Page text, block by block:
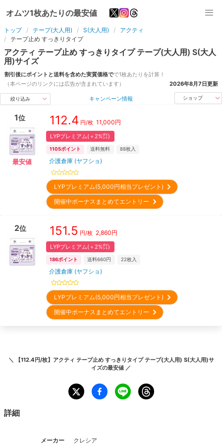
オムツ1枚あたりの最安値
トップ テープ(大人用) S(大人用)
アクティ
テープ止め すっきりタイプ
アクティ テープ止め すっきりタイプ テープ(大人用) S(大人
用)サイズ
割引後にポイントと送料を含めた実質価格でで1枚あたりを計算！
（本ページのリンクには広告が含まれています）
2026年8月7日更新
絞り込み キャンペーン情報 ショップ
1位
最安値
112.4 円/枚 11,000円
LYPプレミアム(＋2%㌽)
1105ポイント 送料無料 88枚入
介護倉庫 (ヤフショ)
LYPプレミアム(5,000円相当プレゼント)
開催中ボーナスまとめてエントリー
2位 151.5 円/枚 2,860円
LYPプレミアム(＋2%㌽)
186ポイント 送料660円 22枚入
介護倉庫 (ヤフショ)
LYPプレミアム(5,000円相当プレゼント)
開催中ボーナスまとめてエントリー
＼
【112.4円/枚】アクティ テープ止め すっきりタイプ テープ(大人用) S(大人用)サ
イズの最安値 ／
詳細
メーカー クレシア